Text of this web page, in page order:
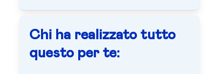
Chi ha realizzato tutto
questo per te: